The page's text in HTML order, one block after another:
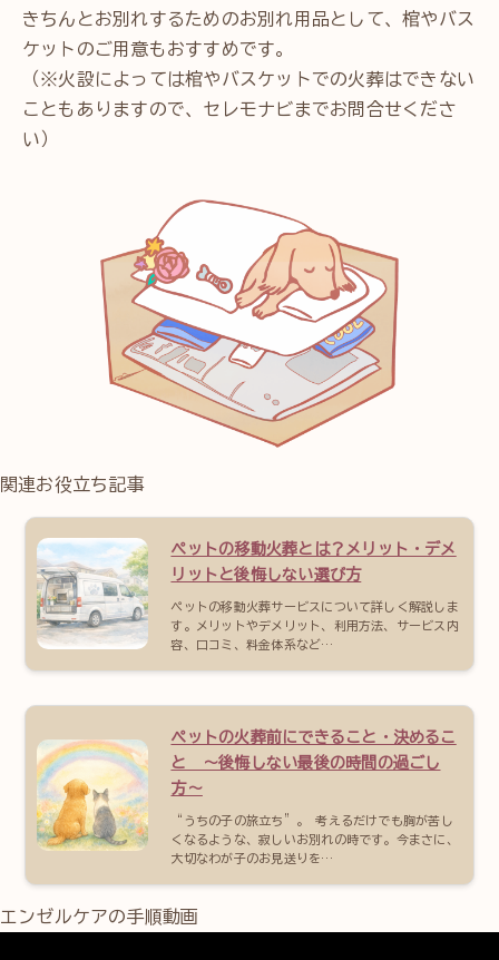
きちんとお別れするためのお別れ用品として、棺やバス
ケットのご用意もおすすめです。
（※火設によっては棺やバスケットでの火葬はできない
こともありますので、セレモナビまでお問合せくださ
い）
関連お役立ち記事
ペットの移動火葬とは？メリット・デメ
リットと後悔しない選び方
ペットの移動火葬サービスについて詳しく解説しま
す。メリットやデメリット、利用方法、サービス内
容、口コミ、料金体系など…
ペットの火葬前にできること・決めるこ
と 〜後悔しない最後の時間の過ごし
方〜
“うちの子の旅立ち”。 考えるだけでも胸が苦し
くなるような、寂しいお別れの時です。今まさに、
大切なわが子のお見送りを…
エンゼルケアの手順動画